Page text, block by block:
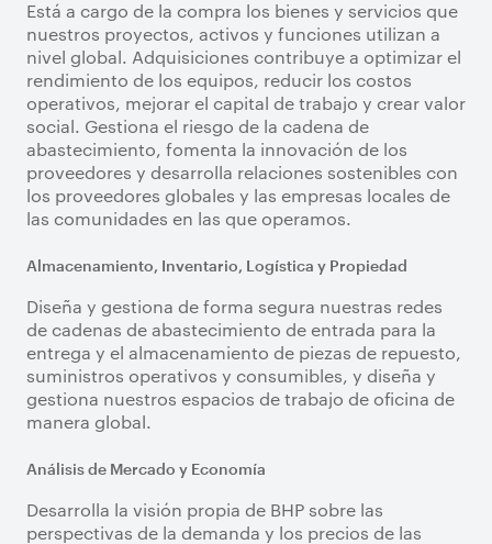
Está a cargo de la compra los bienes y servicios que
nuestros proyectos, activos y funciones utilizan a
nivel global. Adquisiciones contribuye a optimizar el
rendimiento de los equipos, reducir los costos
operativos, mejorar el capital de trabajo y crear valor
social. Gestiona el riesgo de la cadena de
abastecimiento, fomenta la innovación de los
proveedores y desarrolla relaciones sostenibles con
los proveedores globales y las empresas locales de
las comunidades en las que operamos.
Almacenamiento, Inventario, Logística y Propiedad
Diseña y gestiona de forma segura nuestras redes
de cadenas de abastecimiento de entrada para la
entrega y el almacenamiento de piezas de repuesto,
suministros operativos y consumibles, y diseña y
gestiona nuestros espacios de trabajo de oficina de
manera global.
Análisis de Mercado y Economía
Desarrolla la visión propia de BHP sobre las
perspectivas de la demanda y los precios de las